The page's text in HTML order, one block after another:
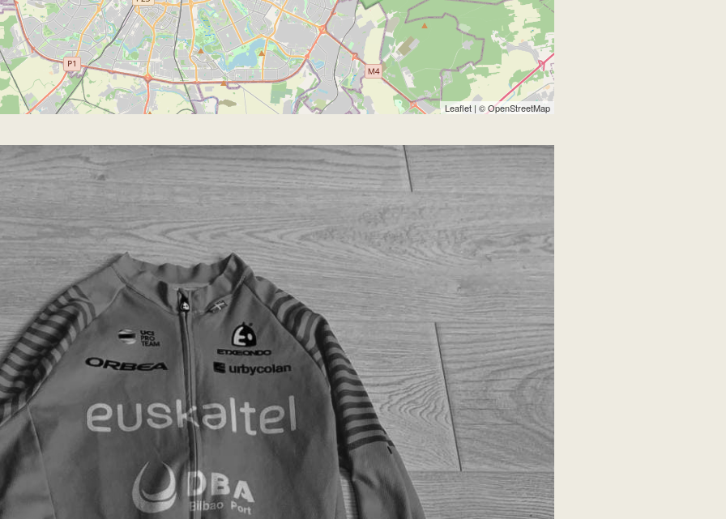
Leaflet | ©OpenStreetMap